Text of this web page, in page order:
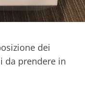
dei
da prendere in